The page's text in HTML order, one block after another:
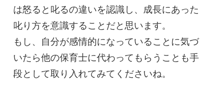
は怒ると叱るの違いを認識し、成長にあった
叱り方を意識することだと思います。
もし、自分が感情的になっていることに気づ
いたら他の保育士に代わってもらうことも手
段として取り入れてみてくださいね。